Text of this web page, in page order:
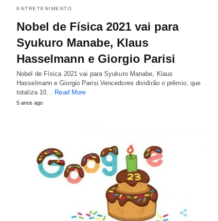
ENTRETENIMENTO
Nobel de Física 2021 vai para
Syukuro Manabe, Klaus
Hasselmann e Giorgio Parisi
Nobel de Física 2021 vai para Syukuro Manabe, Klaus
Hasselmann e Giorgio Parisi Vencedores dividirão o prêmio, que
totaliza 10… Read More
5 anos ago